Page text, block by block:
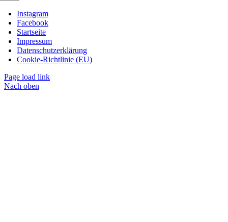
Instagram
Facebook
Startseite
Impressum
Datenschutzerklärung
Cookie-Richtlinie (EU)
Page load link
Nach oben